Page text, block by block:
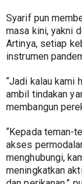
Syarif pun
masa kini, yakni
Artinya, setiap
instrumen
“Jadi kalau kami
ambil tindakan
membangun
“Kepada teman-
akses
menghubungi,
meningkatkan